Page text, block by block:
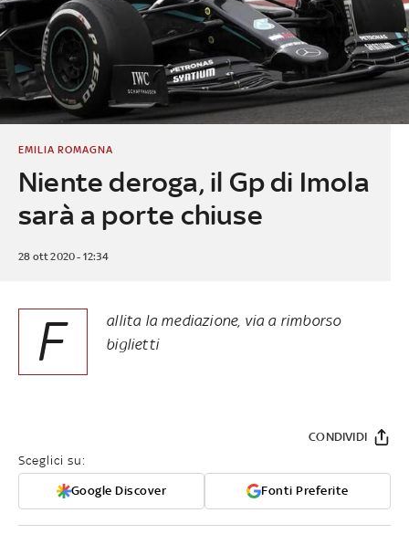
Niente deroga, il Gp di Imola
sarà a porte chiuse
EMILIA ROMAGNA
28 ott 2020 - 12:34
F
allita la mediazione, via a rimborso
biglietti
Sceglici su:
Google Discover Fonti Preferite
CONDIVIDI